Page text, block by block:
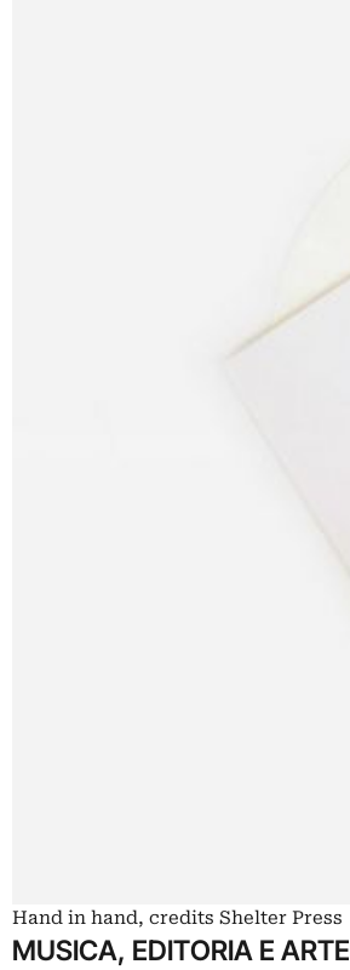
Hand in hand, credits Shelter Press
MUSICA, EDITORIA E ARTE